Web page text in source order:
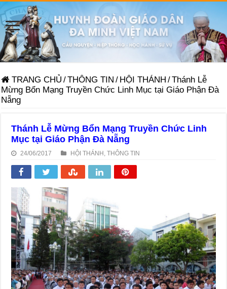
TRANG CHỦ /THÔNG TIN / HỘI THÁNH /Thánh Lễ
Mừng Bổn Mạng Truyền Chức Linh Mục tại Giáo Phận Đà
Nẵng
Thánh Lễ Mừng Bổn Mạng Truyền Chức Linh
Mục tại Giáo Phận Đà Nẵng
24/06/2017 HỘI THÁNH ,THÔNG TIN